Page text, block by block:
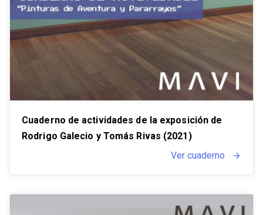
Cuaderno de actividades de la exposición de
Rodrigo Galecio y Tomás Rivas (2021)
Ver cuaderno
arrow_forward